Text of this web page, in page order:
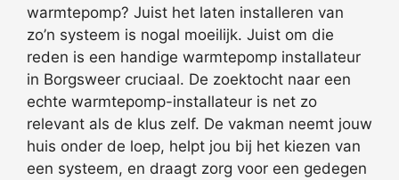
warmtepomp? Juist het laten installeren van
zo’n systeem is nogal moeilijk. Juist om die
reden is een handige warmtepomp installateur
in Borgsweer cruciaal. De zoektocht naar een
echte warmtepomp-installateur is net zo
relevant als de klus zelf. De vakman neemt jouw
huis onder de loep, helpt jou bij het kiezen van
een systeem, en draagt zorg voor een gedegen